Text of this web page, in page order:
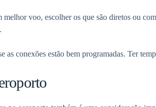
melhor voo, escolher os que são diretos ou
as conexões estão bem programadas. Ter